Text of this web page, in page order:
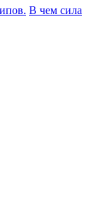
В чем сила